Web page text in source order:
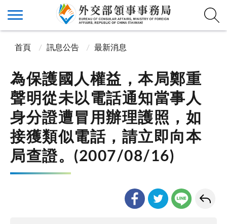
首頁 訊息公告 最新消息
為保護國人權益，本局鄭重
聲明從未以電話通知當事人
身分證遭冒用辦理護照，如
接獲類似電話，請立即向本
局查證。(2007/08/16)